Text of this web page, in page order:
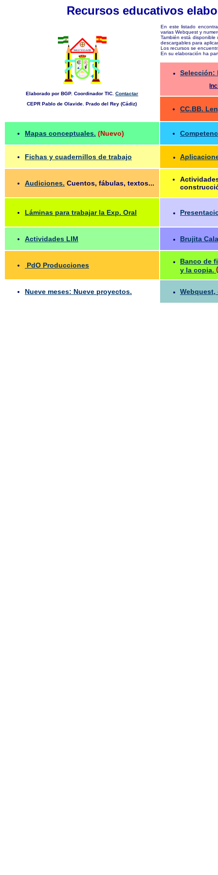
Recursos educativos
Elaborado por BGP. Coordinador TIC. Contactar
CEPR Pablo de Olavide. Prado del Rey (Cádiz)
En este listado
varias Webquest y
También está disponible
descargables para
Los recursos se
En su elaboración ha
Selección:
CC.BB.
Mapas conceptuales. (Nuevo)
Fichas y cuadernillos de trabajo
Audiciones. Cuentos, fábulas, textos...
Láminas para trabajar la Exp. Oral
Actividades LIM Brujita
PdO Producciones Banco de
y la copia.
Nueve meses: Nueve proyectos. Webquest,